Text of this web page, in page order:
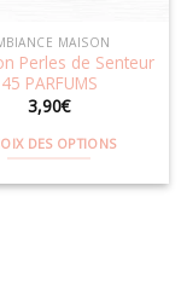
MAISON
Perles de Senteur
45 PARFUMS
3,90€
DES OPTIONS